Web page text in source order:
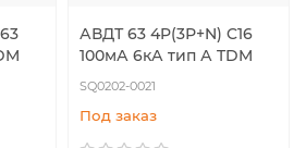
АВДТ 63 4P(3Р+N) C16
100мА 6кА тип А TDM
SQ0202-0021
Под заказ